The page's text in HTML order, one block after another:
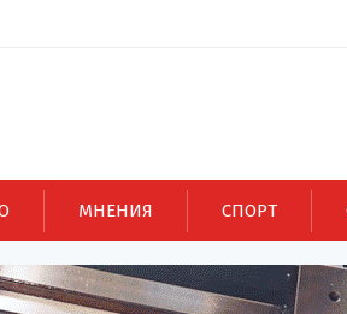
МНЕНИЯ СПОРТ